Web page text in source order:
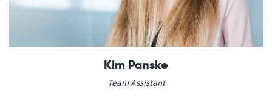
Kim Panske
Team Assistant